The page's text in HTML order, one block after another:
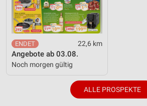
22,6 km
Angebote ab 03.08.
Noch morgen gültig
ALLE PROSPEKTE